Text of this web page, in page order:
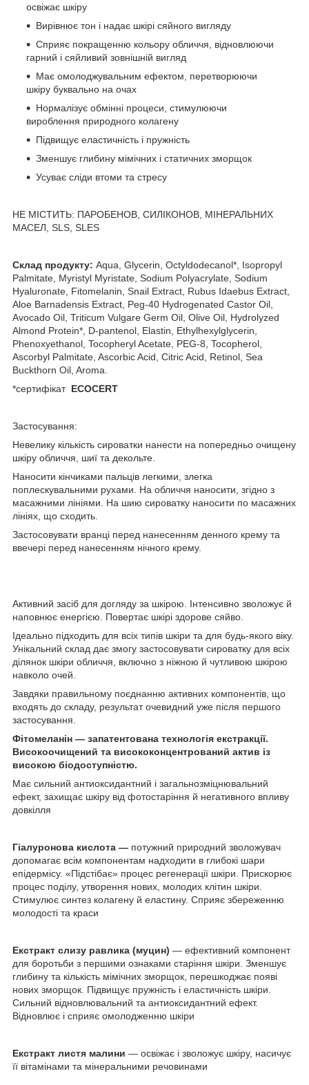
освіжає шкіру
Вирівнює тон і надає шкірі сяйного вигляду
Сприяє покращенню кольору обличчя, відновлюючи
гарний і сяйливий зовнішній вигляд
Має омолоджувальним ефектом, перетворюючи
шкіру буквально на очах
Нормалізує обмінні процеси, стимулюючи
вироблення природного колагену
Підвищує еластичність і пружність
Зменшує глибину мімічних і статичних зморщок
Усуває сліди втоми та стресу
НЕ МІСТИТЬ: ПАРОБЕНОВ, СИЛІКОНОВ, МІНЕРАЛЬНИХ
МАСЕЛ, SLS, SLES
Склад продукту: Aqua, Glycerin, Octyldodecanol*, Isopropyl
Palmitate, Myristyl Myristate, Sodium Polyacrylate, Sodium
Hyaluronate, Fitomelanin, Snail Extract, Rubus Idaebus Extract,
Aloe Barnadensis Extract, Peg-40 Hydrogenated Castor Oil,
Avocado Oil, Triticum Vulgare Germ Oil, Olive Oil, Hydrolyzed
Almond Protein*, D-pantenol, Elastin, Ethylhexylglycerin,
Phenoxyethanol, Tocopheryl Acetate, PEG-8, Tocopherol,
Ascorbyl Palmitate, Ascorbic Acid, Citric Acid, Retinol, Sea
Buckthorn Oil, Aroma.
*сертифікат ECOCERT
Застосування:
Невелику кількість сироватки нанести на попередньо очищену
шкіру обличчя, шиї та декольте.
Наносити кінчиками пальців легкими, злегка
поплескувальними рухами. На обличчя наносити, згідно з
масажними лініями. На шию сироватку наносити по масажних
лініях, що сходить.
Застосовувати вранці перед нанесенням денного крему та
ввечері перед нанесенням нічного крему.
Активний засіб для догляду за шкірою. Інтенсивно зволожує й
наповнює енергією. Повертає шкірі здорове сяйво.
Ідеально підходить для всіх типів шкіри та для будь-якого віку.
Унікальний склад дає змогу застосовувати сироватку для всіх
ділянок шкіри обличчя, включно з ніжною й чутливою шкірою
навколо очей.
Завдяки правильному поєднанню активних компонентів, що
входять до складу, результат очевидний уже після першого
застосування.
Фітомеланін — запатентована технологія екстракції.
Високоочищений та висококонцентрований актив із
високою біодоступністю.
Має сильний антиоксидантний і загальнозміцнювальний
ефект, захищає шкіру від фотостаріння й негативного впливу
довкілля
Гіалуронова кислота — потужний природний зволожувач
допомагає всім компонентам надходити в глибокі шари
епідермісу. «Підстібає» процес регенерації шкіри. Прискорює
процес поділу, утворення нових, молодих клітин шкіри.
Стимулює синтез колагену й еластину. Сприяє збереженню
молодості та краси
Екстракт слизу равлика (муцин) — ефективний компонент
для боротьби з першими ознаками старіння шкіри. Зменшує
глибину та кількість мімічних зморщок, перешкоджає появі
нових зморщок. Підвищує пружність і еластичність шкіри.
Сильний відновлювальний та антиоксидантний ефект.
Відновлює і сприяє омолодженню шкіри
Екстракт листя малини — освіжає і зволожує шкіру, насичує
її вітамінами та мінеральними речовинами